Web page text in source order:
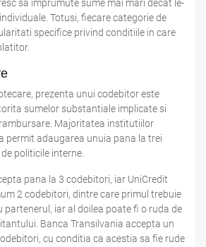
sa imprumute sume mai mari decat le-
Totusi, fiecare categorie de
specifice privind conditiile in care
prezenta unui codebitor este
sumelor substantiale implicate si
Majoritatea institutiilor
permit adaugarea unuia pana la trei
politicile interne.
pana la 3 codebitori, iar UniCredit
2 codebitori, dintre care primul trebuie
iar al doilea poate fi o ruda de
Banca Transilvania accepta un
cu conditia ca acestia sa fie rude